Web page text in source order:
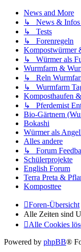
News and More
↳ News & Infos
↳ Tests
↳ Forenregeln
Kompostwürmer
↳ Würmer als
Wurmfarm &
↳ Reln
↳ Wurmfarm
Komposthaufen
↳ Pferdemist
Bio-Gärtnern
Bokashi
Würmer als
Alles andere
↳ Forum
Schülerprojekte
English Forum
Terra Preta &
Komposttee
Foren-Übersicht
Alle Zeiten sind
Alle Cookies
Powered by phpBB®